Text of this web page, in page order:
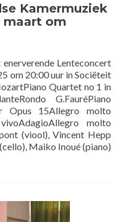
Kamermuziek
maart om
Lenteconcert
om 20:00 uur in Sociëteit
Quartet no 1 in
G.FauréPiano
15Allegro molto
molto
(viool), Vincent Hepp
Maiko Inoué (piano)